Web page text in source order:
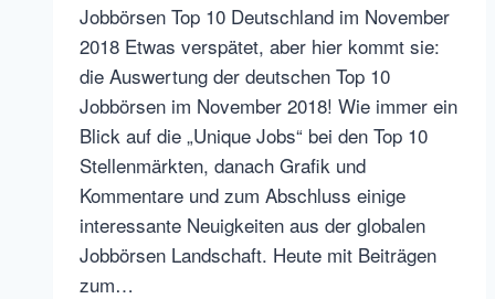
Jobbörsen Top 10 Deutschland im November
2018 Etwas verspätet, aber hier kommt sie:
die Auswertung der deutschen Top 10
Jobbörsen im November 2018! Wie immer ein
Blick auf die „Unique Jobs“ bei den Top 10
Stellenmärkten, danach Grafik und
Kommentare und zum Abschluss einige
interessante Neuigkeiten aus der globalen
Jobbörsen Landschaft. Heute mit Beiträgen
zum…